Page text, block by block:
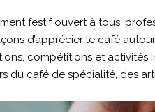
festif ouvert à tous,
d’apprécier le café
compétitions et activités
du café de spécialité, des